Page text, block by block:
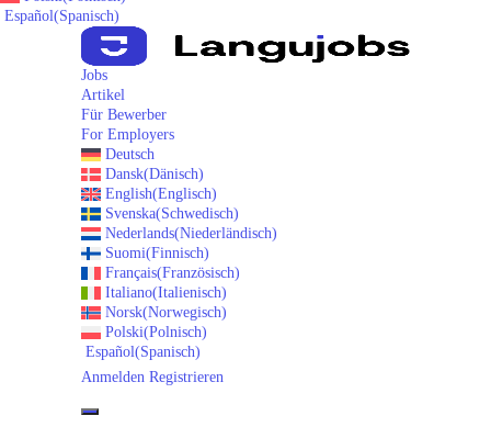
Español(Spanisch)
Jobs
Artikel
Für Bewerber
For Employers
Deutsch
Dansk(Dänisch)
English(Englisch)
Svenska(Schwedisch)
Nederlands(Niederländisch)
Suomi(Finnisch)
Français(Französisch)
Italiano(Italienisch)
Norsk(Norwegisch)
Polski(Polnisch)
Español(Spanisch)
Anmelden Registrieren